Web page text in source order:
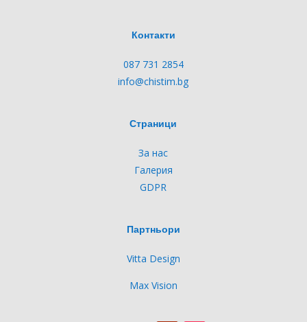
Контакти
087 731 2854
info@chistim.bg
Страници
За нас
Галерия
GDPR
Партньори
Vitta Design
Max Vision